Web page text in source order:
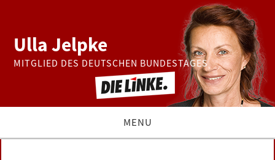
Ulla Jelpke
MITGLIED DES DEUTSCHEN BUNDESTAGES
MENU